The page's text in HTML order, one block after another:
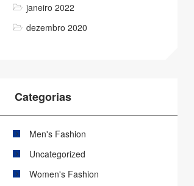
janeiro 2022
dezembro 2020
Categorias
Men's Fashion
Uncategorized
Women's Fashion